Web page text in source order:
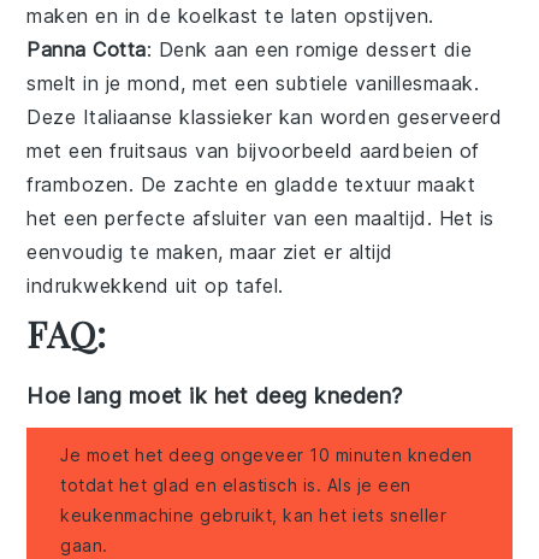
maken en in de koelkast te laten opstijven.
Panna Cotta: Denk aan eenromige dessert die
smelt in je mond, met een subtiele vanillesmaak.
Deze Italiaanse klassieker kan worden geserveerd
met eenfruitsaus van bijvoorbeeld aardbeien of
frambozen. De zachte engladde textuur maakt
het een perfecte afsluiter van een maaltijd . Het is
eenvoudig te maken, maar ziet er altijd
indrukwekkend uit op tafel.
FAQ:
Hoe lang moet ik het deeg kneden?
Je moet het deeg ongeveer 10 minuten kneden
totdat het glad en elastisch is. Als je een
keukenmachine gebruikt, kan het iets sneller
gaan.